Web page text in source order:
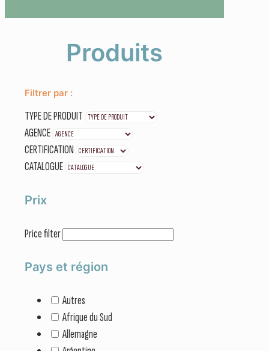
Produits
Filtrer par :
TYPE DE PRODUIT
AGENCE
CERTIFICATION
CATALOGUE
Prix
Price filter
Pays et région
Autres
Afrique du Sud
Allemagne